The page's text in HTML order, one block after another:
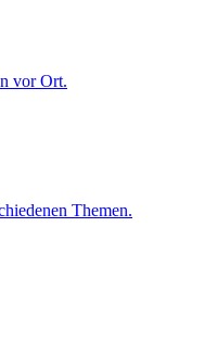
vor Ort.
Themen.